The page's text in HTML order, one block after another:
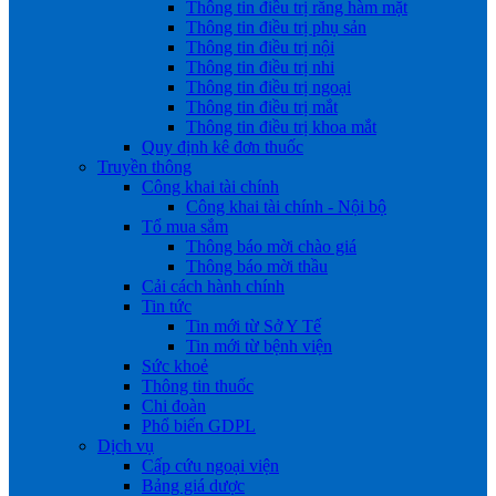
Thông tin điều trị răng hàm mặt
Thông tin điều trị phụ sản
Thông tin điều trị nội
Thông tin điều trị nhi
Thông tin điều trị ngoại
Thông tin điều trị mắt
Thông tin điều trị khoa mắt
Quy định kê đơn thuốc
Truyền thông
Công khai tài chính
Công khai tài chính - Nội bộ
Tổ mua sắm
Thông báo mời chào giá
Thông báo mời thầu
Cải cách hành chính
Tin tức
Tin mới từ Sở Y Tế
Tin mới từ bệnh viện
Sức khoẻ
Thông tin thuốc
Chi đoàn
Phổ biến GDPL
Dịch vụ
Cấp cứu ngoại viện
Bảng giá dược